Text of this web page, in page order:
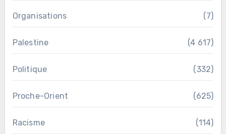
Organisations (7)
Palestine (4 617)
Politique (332)
Proche-Orient (625)
Racisme (114)